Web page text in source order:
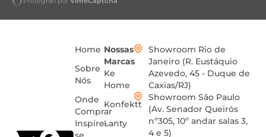
Home
Sobre
Nós
Onde
Comprar
Inspire-
Nossas
Marcas
Ke
Home
Konfektt
Lanty
Showroom Rio de
Janeiro (R. Eustáquio
Azevedo, 45 - Duque de
Caxias/RJ)
Showroom São Paulo
(Av. Senador Queirós
nº305, 10º andar salas 3,
4 e 5)